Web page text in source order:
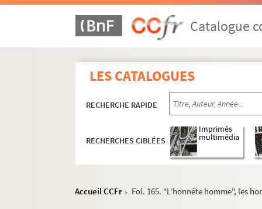
Catalogue
LES CATALOGUES
RECHERCHE RAPIDE
RECHERCHES CIBLÉES
Imprimés
multimédia
Accueil CCFr > Fol. 165. "L'honnête homme", les